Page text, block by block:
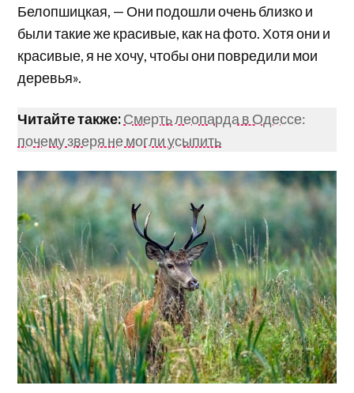
Белопшицкая, — Они подошли очень близко и
были такие же красивые, как на фото. Хотя они и
красивые, я не хочу, чтобы они повредили мои
деревья».
Читайте также:Смерть леопарда в Одессе:
почему зверя не могли усыпить